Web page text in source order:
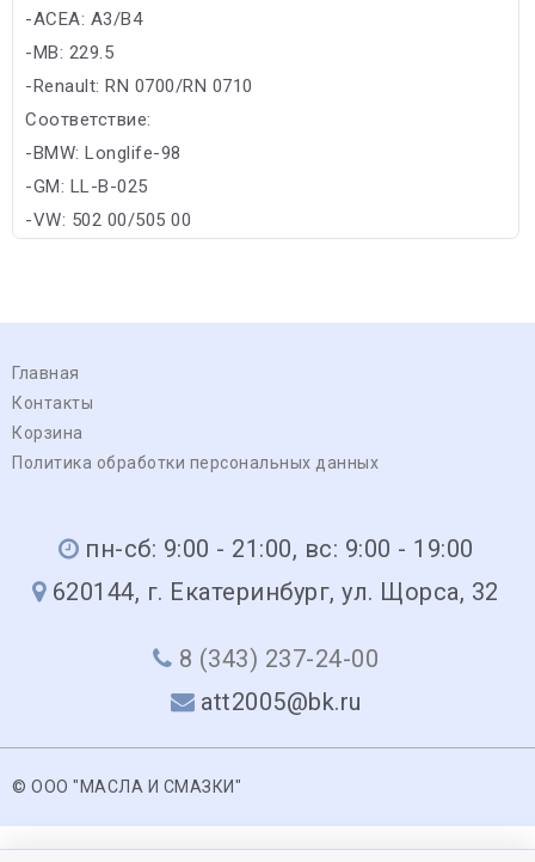
-ACEA: A3/B4
-MB: 229.5
-Renault: RN 0700/RN 0710
Соответствие:
-BMW: Longlife-98
-GM: LL-B-025
-VW: 502 00/505 00
Главная
Контакты
Корзина
Политика обработки персональных данных
пн-сб: 9:00 - 21:00, вс: 9:00 - 19:00
620144, г. Екатеринбург, ул. Щорса, 32
8 (343) 237-24-00
att2005@bk.ru
© ООО "МАСЛА И СМАЗКИ"